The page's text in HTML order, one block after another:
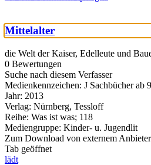
Mittelalter
die Welt der Kaiser, Edelleute und
0 Bewertungen
Suche nach diesem Verfasser
Medienkennzeichen: J Sachbücher ab
Jahr: 2013
Verlag: Nürnberg, Tessloff
Reihe: Was ist was; 118
Mediengruppe: Kinder- u. Jugendlit
Zum Download von externem
Tab geöffnet
lädt